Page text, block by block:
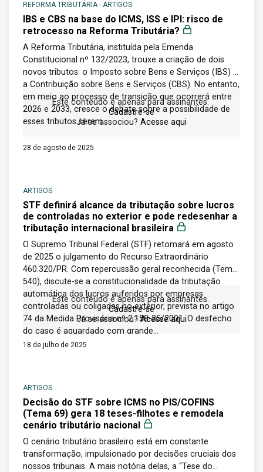
REFORMA TRIBUTÁRIA- ARTIGOS
IBS e CBS na base do ICMS, ISS e IPI: risco de
retrocesso na Reforma Tributária?
A Reforma Tributária, instituída pela Emenda
Constitucional nº 132/2023, trouxe a criação de dois
novos tributos: o Imposto sobre Bens e Serviços (IBS) e
a Contribuição sobre Bens e Serviços (CBS). No entanto,
em meio ao processo de transição que ocorrerá entre
2026 e 2033, cresce o debate sobre a possibilidade de
esses tributos serem...
Este conteúdo é apenas para assinantes.
Cadastre-se
Já se associou? Acesse aqui
28 de agosto de 2025
ARTIGOS
STF definirá alcance da tributação sobre lucros
de controladas no exterior e pode redesenhar a
tributação internacional brasileira
O Supremo Tribunal Federal (STF) retomará em agosto
de 2025 o julgamento do Recurso Extraordinário
460.320/PR. Com repercussão geral reconhecida (Tema
540), discute-se a constitucionalidade da tributação
automática dos lucros auferidos por empresas
controladas ou coligadas no exterior, prevista no artigo
74 da Medida Provisória nº 2.158-35/2001. O desfecho
do caso é aguardado com grande...
Este conteúdo é apenas para assinantes.
Cadastre-se
Já se associou?Acesse aqui
18 de julho de 2025
ARTIGOS
Decisão do STF sobre ICMS no PIS/COFINS
(Tema 69) gera 18 teses-filhotes e remodela
cenário tributário nacional
O cenário tributário brasileiro está em constante
transformação, impulsionado por decisões cruciais dos
nossos tribunais. A mais notória delas, a “Tese do